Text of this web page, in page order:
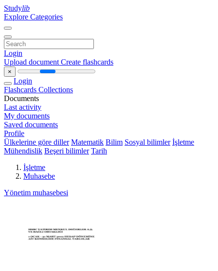
Studylib
Explore Categories
Login
Upload document Create flashcards
×
Login
Flashcards Collections
Documents
Last activity
My documents
Saved documents
Profile
Ülkelerine göre diller Matematik Bilim Sosyal bilimler İşletme
Mühendislik Beşeri bilimler Tarih
İşletme
Muhasebe
Yönetim muhasebesi